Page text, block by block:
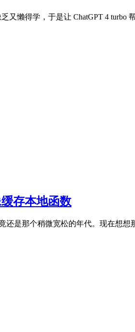
又懒得学，于是让 ChatGPT 4 turbo
存本地函数
还是那个稍微宽松的年代。现在想